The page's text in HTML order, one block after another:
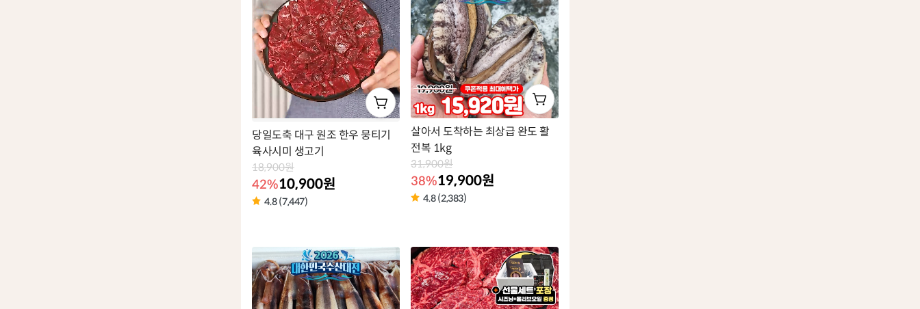
당일도축 대구 원조 한우 뭉티기
육사시미 생고기
18,900원
42%10,900원
4.8 (7,447)
라
벨
살아서 도착하는 최상급 완도 활
전복 1kg
31,900원
38%19,900원
4.8 (2,383)
라
벨